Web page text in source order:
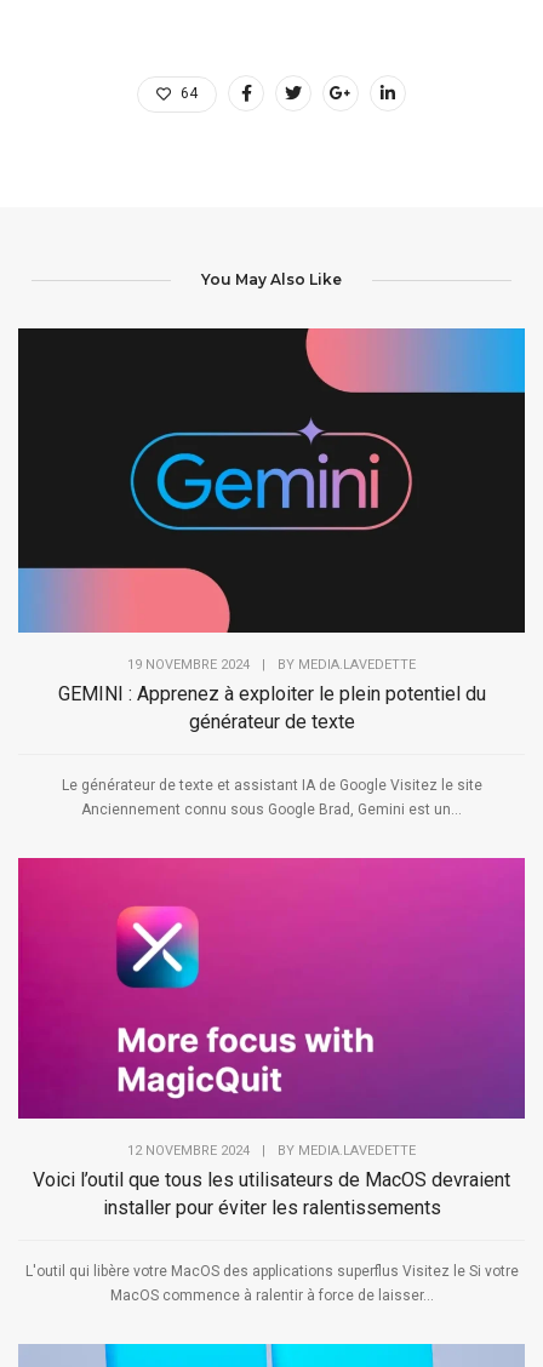
64
You May Also Like
19 NOVEMBRE 2024 | BY MEDIA.LAVEDETTE
GEMINI : Apprenez à exploiter le plein potentiel du
générateur de texte
Le générateur de texte et assistant IA de Google Visitez le site
Anciennement connu sous Google Brad, Gemini est un...
12 NOVEMBRE 2024 BY MEDIA.LAVEDETTE
Voici l’outil que tous les utilisateurs de MacOS devraient
installer pour éviter les ralentissements
L'outil qui libère votre MacOS des applications superflus Visitez le Si votre
MacOS commence à ralentir à force de laisser...